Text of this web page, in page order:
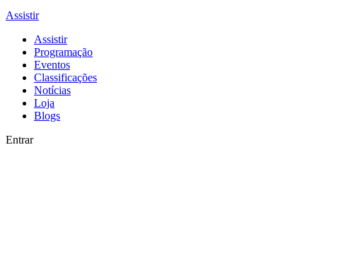
Assistir
Assistir
Programação
Eventos
Classificações
Notícias
Loja
Blogs
Entrar